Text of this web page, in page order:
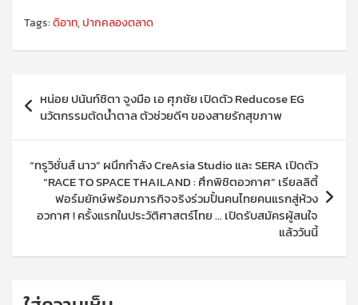
Tags:ดิอาท,ปากคลองตลาด
แนะแนว
เรื่องหน่อย ปนันท์ชิตา จูงมือ เอ ศุภชัย เปิดตัว Reducose EG
นวัตกรรมตัดน้ำตาล ตัวช่วยดีๆ ของสายรักสุขภาพ
“ทรูวิชั่นส์ นาว” ผนึกกำลัง CreAsia Studio และ SERA เปิดตัว
“RACE TO SPACE THAILAND : ศึกพิชิตอวกาศ” เรียลลิตี้
ฟอร์มยักษ์พร้อมภารกิจจริงร่วมปั้นคนไทยคนแรกสู่ห้วง
อวกาศ ! ครั้งแรกในประวัติศาสตร์ไทย … เปิดรับสมัครผู้สนใจ
แล้ววันนี้